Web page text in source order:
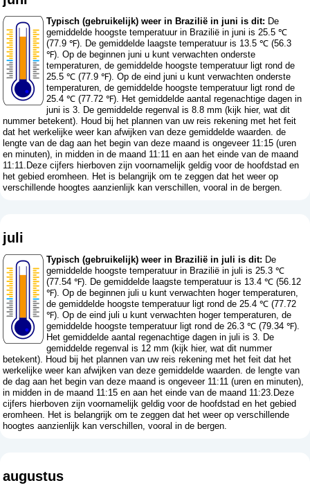
Typisch (gebruikelijk) weer in Brazilië in juni is dit: De
gemiddelde hoogste temperatuur in Brazilië in juni is 25.5 ℃
(77.9 ℉). De gemiddelde laagste temperatuur is 13.5 ℃ (56.3
℉). Op de beginnen juni u kunt verwachten onderste
temperaturen, de gemiddelde hoogste temperatuur ligt rond de
25.5 ℃ (77.9 ℉). Op de eind juni u kunt verwachten onderste
temperaturen, de gemiddelde hoogste temperatuur ligt rond de
25.4 ℃ (77.72 ℉). Het gemiddelde aantal regenachtige dagen in
juni is 3. De gemiddelde regenval is 8.8 mm (kijk hier, wat dit
nummer betekent). Houd bij het plannen van uw reis rekening met het feit
dat het werkelijke weer kan afwijken van deze gemiddelde waarden. de
lengte van de dag aan het begin van deze maand is ongeveer 11:15 (uren
en minuten), in midden in de maand 11:11 en aan het einde van de maand
11:11.Deze cijfers hierboven zijn voornamelijk geldig voor de hoofdstad en
het gebied eromheen. Het is belangrijk om te zeggen dat het weer op
verschillende hoogtes aanzienlijk kan verschillen, vooral in de bergen.
juli
Typisch (gebruikelijk) weer in Brazilië in juli is dit: De
gemiddelde hoogste temperatuur in Brazilië in juli is 25.3 ℃
(77.54 ℉). De gemiddelde laagste temperatuur is 13.4 ℃ (56.12
℉). Op de beginnen juli u kunt verwachten hoger temperaturen,
de gemiddelde hoogste temperatuur ligt rond de 25.4 ℃ (77.72
℉). Op de eind juli u kunt verwachten hoger temperaturen, de
gemiddelde hoogste temperatuur ligt rond de 26.3 ℃ (79.34 ℉).
Het gemiddelde aantal regenachtige dagen in juli is 3. De
gemiddelde regenval is 12 mm (kijk hier, wat dit nummer
betekent). Houd bij het plannen van uw reis rekening met het feit dat het
werkelijke weer kan afwijken van deze gemiddelde waarden. de lengte van
de dag aan het begin van deze maand is ongeveer 11:11 (uren en minuten),
in midden in de maand 11:15 en aan het einde van de maand 11:23.Deze
cijfers hierboven zijn voornamelijk geldig voor de hoofdstad en het gebied
eromheen. Het is belangrijk om te zeggen dat het weer op verschillende
hoogtes aanzienlijk kan verschillen, vooral in de bergen.
augustus